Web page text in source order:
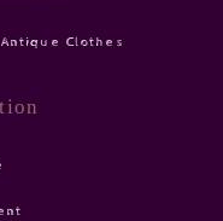
Antique Clothes